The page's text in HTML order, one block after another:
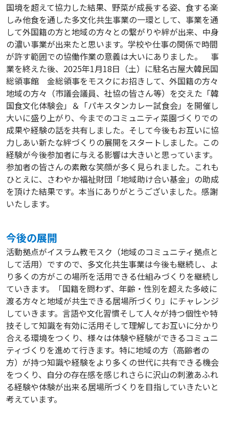
国境を超えて協力した結果、野菜が成長する姿、食する楽
しみ他食を通した多文化共生事業の一環として、事業を通
して外国籍の方と地域の方々との繋がりや絆が出来、中身
の濃い事業が出来たと思います。学校や仕事の関係で時間
が許す範囲での協働作業の意義は大いにありました。 事
業を終えた後、2025年1月18日（土）に駐名古屋大韓民国
総領事館 金総領事をモスクにお招きして、外国籍の方々
地域の方々（市議会議員、社協の皆さん等）を交えた「韓
国食文化体験会」＆「パキスタンカレー試食会」を開催し
大いに盛り上がり、今までのコミュニティ菜園づくりでの
成果や経験の話を共有しました。そして今後もお互いに協
力しあい新たな絆づくりの展開をスタートしました。この
経験が今後参加者に与える影響は大きいと思っています。
参加者の皆さんの素敵な笑顔が多く見られました。これも
ひとえに、さわやか福祉財団「地域助け合い基金」の助成
を頂けた結果です。本当にありがとうございました。感謝
いたします。
今後の展開
活動拠点がイスラム教モスク（地域のコミュニティ拠点と
して活用）ですので、多文化共生事業は今後も継続し、よ
り多くの方がこの場所を活用できる仕組みづくりを継続し
ていきます。「国籍を問わず、年齢・性別を超えた多岐に
渡る方々と地域が共生できる居場所づくり」にチャレンジ
していきます。言語や文化習慣そして人々が持つ個性や特
技そして知識を有効に活用そして理解してお互いに分かり
合える環境をつくり、様々は体験や経験ができるコミュニ
ティづくりを進めて行きます。特に地域の方（高齢者の
方）が持つ知識や経験をより多くの世代に共有できる機会
をつくり、自分の存在感を感じれさらに沢山の刺激あふれ
る経験や体験が出来る居場所づくりを目指していきたいと
考えています。